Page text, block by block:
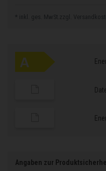
* inkl. ges. MwSt.zzgl.
Angaben zur